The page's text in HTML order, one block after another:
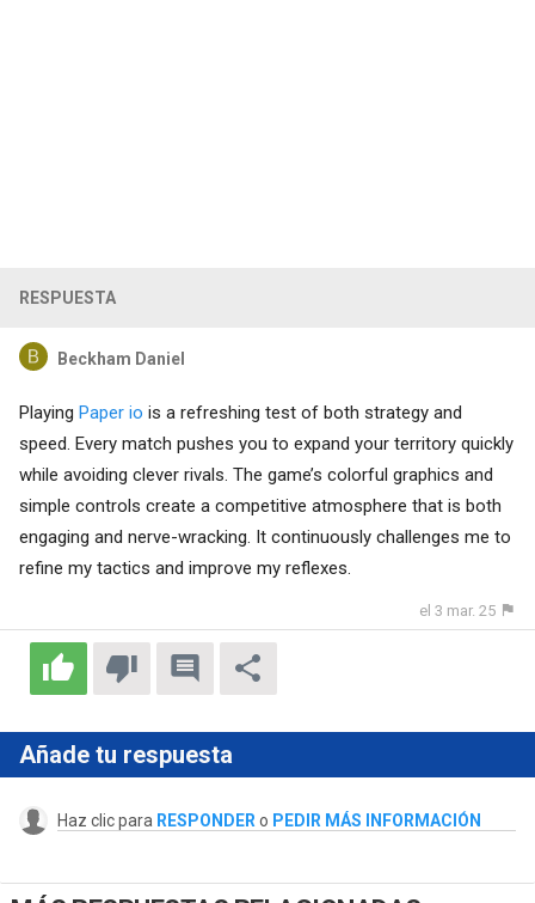
RESPUESTA
Beckham Daniel
Playing Paper io is a refreshing test of both strategy and
speed. Every match pushes you to expand your territory quickly
while avoiding clever rivals. The game’s colorful graphics and
simple controls create a competitive atmosphere that is both
engaging and nerve-wracking. It continuously challenges me to
refine my tactics and improve my reflexes.
el 3 mar. 25
Añade tu respuesta
Haz clic para RESPONDER o PEDIR MÁS INFORMACIÓN